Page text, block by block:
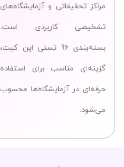
مراکز تحقیقاتی و آزمایشگاه‌های
تشخیصی کاربردی است.
بسته‌بندی 96 تستی این کیت،
گزینه‌ای مناسب برای استفاده
حرفه‌ای در آزمایشگاه‌ها محسوب
می‌شود.